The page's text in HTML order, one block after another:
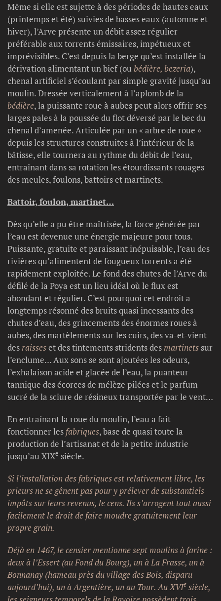
Même si elle est sujette à des périodes de hautes eaux
(printemps et été) suivies de basses eaux (automne et
hiver), l’Arve présente un débit assez régulier
préférable aux torrents émissaires, impétueux et
imprévisibles. C’est depuis la berge qu’est installée la
dérivation alimentant un bief (ou bédière, bezeria),
chenal artificiel s’écoulant par simple gravité jusqu’au
moulin. Dressée verticalement à l’aplomb de la
bédière, la puissante roue à aubes peut alors offrir ses
larges pales à la poussée du flot déversé par le bec du
chenal d’amenée. Articulée par un « arbre de roue »
depuis les structures construites à l’intérieur de la
bâtisse, elle tournera au rythme du débit de l’eau,
entraînant dans sa rotation les étourdissants rouages
des meules, foulons, battoirs et martinets.
Battoir, foulon, martinet…
Dès qu’elle a pu être maîtrisée, la force générée par
l’eau est devenue une énergie majeure pour tous.
Puissante, gratuite et paraissant inépuisable, l’eau des
rivières qu’alimentent de fougueux torrents a été
rapidement exploitée. Le fond des chutes de l’Arve du
défilé de la Poya est un lieu idéal où le flux est
abondant et régulier. C’est pourquoi cet endroit a
longtemps résonné des bruits quasi incessants des
chutes d’eau, des grincements des énormes roues à
aubes, des martèlements sur les cuirs, des va-et-vient
desraisseset des tintements stridents desmartinets sur
l’enclume… Aux sons se sont ajoutées les odeurs,
l’exhalaison acide et glacée de l’eau, la puanteur
tannique des écorces de mélèze pilées et le parfum
sucré de la sciure de résineux transportée par le vent…
En entraînant la roue du moulin, l’eau a fait
fonctionner les fabriques, base de quasi toute la
production de l’artisanat et de la petite industrie
jusqu’au XIXe siècle.
Si l’installation des fabriques est relativement libre, les
prieurs ne se gênent pas pour y prélever de substantiels
impôts sur leurs revenus, le cens. Ils s’arrogent tout aussi
facilement le droit de faire moudre gratuitement leur
propre grain.
Déjà en 1467, le censier mentionne sept moulins à farine :
deux à l’Essert (au Fond du Bourg), un à La Frasse, un à
Bonnanay (hameau près du village des Bois, disparu
aujourd’hui), un à Argentière, un au Tour. Au XVIe siècle,